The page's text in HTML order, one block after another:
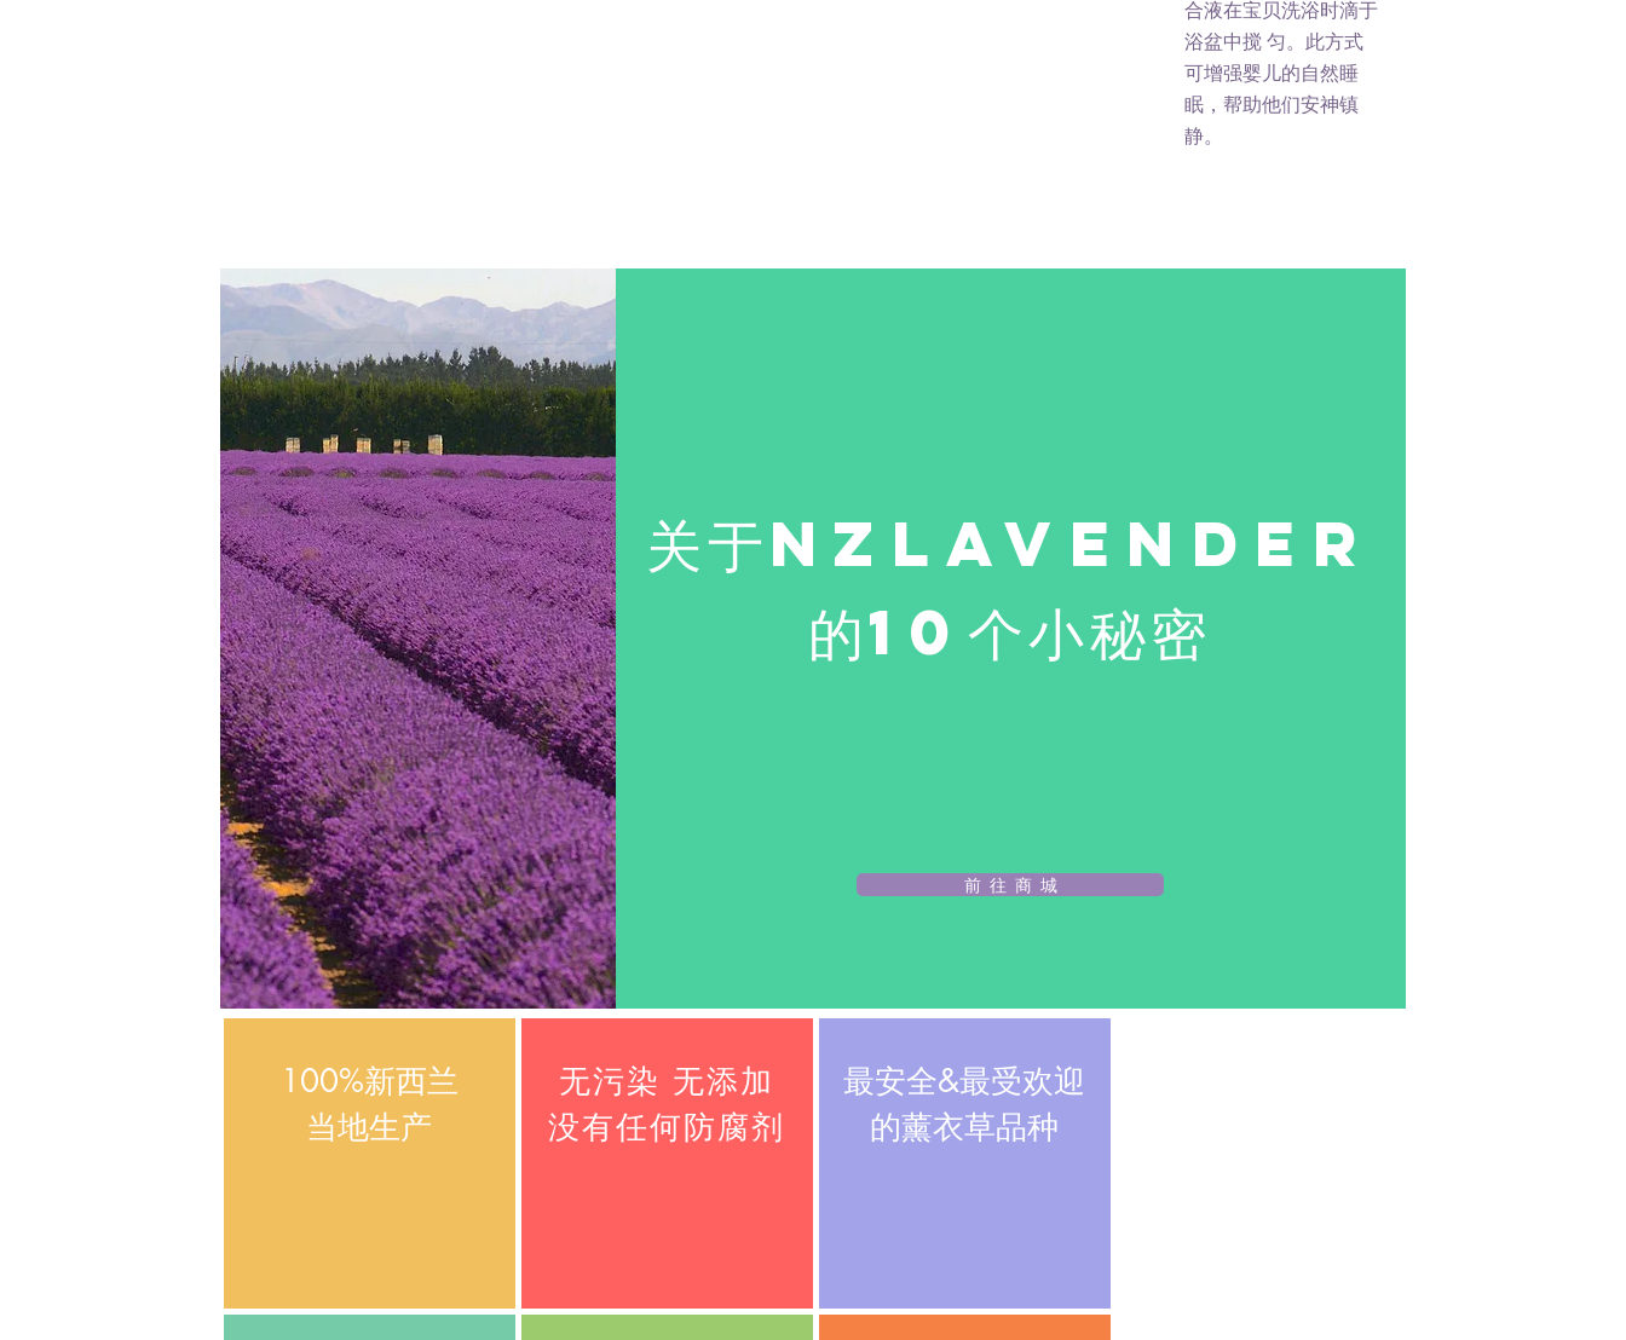
合液在宝贝洗浴时滴于
浴盆中搅 匀。此方式
可增强婴儿的自然睡
眠，帮助他们安神镇
静。
关于NZLavender
的10个小秘密
前 往 商 城
100%新西兰
当地生产​
无污染 无添加
没有任何防腐剂
最安全&最受欢迎
​的薰衣草品种